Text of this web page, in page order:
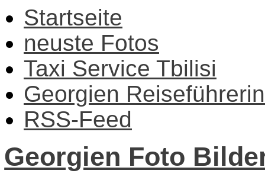
Startseite
neuste Fotos
Taxi Service Tbilisi
Georgien Reiseführerin
RSS-Feed
Georgien Foto